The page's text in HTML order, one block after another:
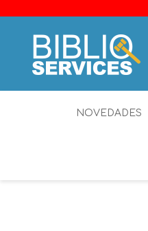
NOVEDADES